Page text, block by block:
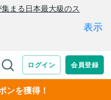
ンを獲得！